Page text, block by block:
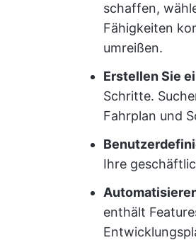
schaffen,
Fähigkeiten
umreißen.
Erstellen Sie
Schritte.
Fahrplan und
Ihre
enthält